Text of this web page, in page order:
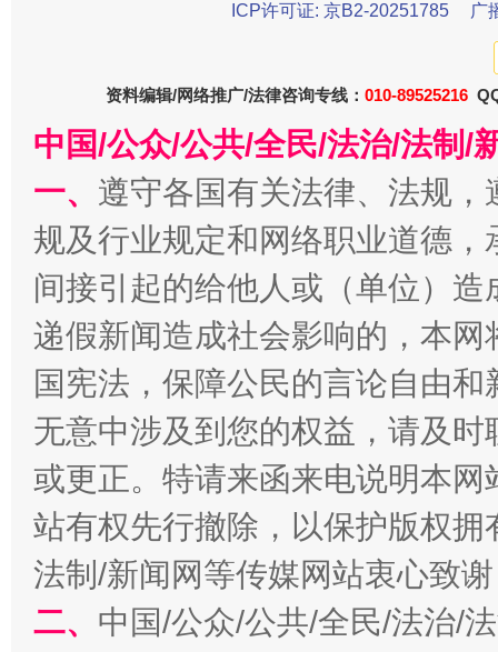
ICP许可证: 京B2-20251785
广
资料编辑/网络推广/法律咨询专线： 010-89525216
中国/公众/公共/全民/法治/法制/
一、 遵守各国有关法律、法规
规及行业规定和网络职业道德
间接引起的给他人或（单位）
递假新闻造成社会影响的，本
国宪法，保障公民的言论自由
无意中涉及到您的权益，请及
或更正。特请来函来电说明本
站有权先行撤除，以保护版权
法制/新闻网等传媒网站衷心致
二、 中国/公众/公共/全民/法治/